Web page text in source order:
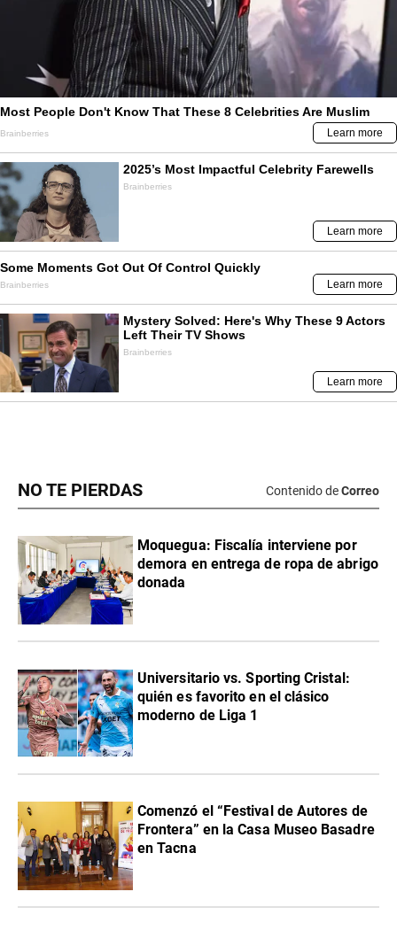
NO TE PIERDAS Contenido deCorreo
Moquegua: Fiscalía interviene por
demora en entrega de ropa de abrigo
donada
Universitario vs. Sporting Cristal:
quién es favorito en el clásico
moderno de Liga 1
Comenzó el “Festival de Autores de
Frontera” en la Casa Museo Basadre
en Tacna